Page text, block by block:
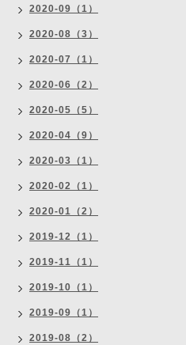
2020-09（1）
2020-08（3）
2020-07（1）
2020-06（2）
2020-05（5）
2020-04（9）
2020-03（1）
2020-02（1）
2020-01（2）
2019-12（1）
2019-11（1）
2019-10（1）
2019-09（1）
2019-08（2）